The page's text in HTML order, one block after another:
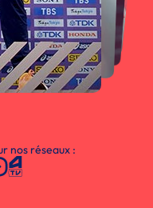
nos réseaux :